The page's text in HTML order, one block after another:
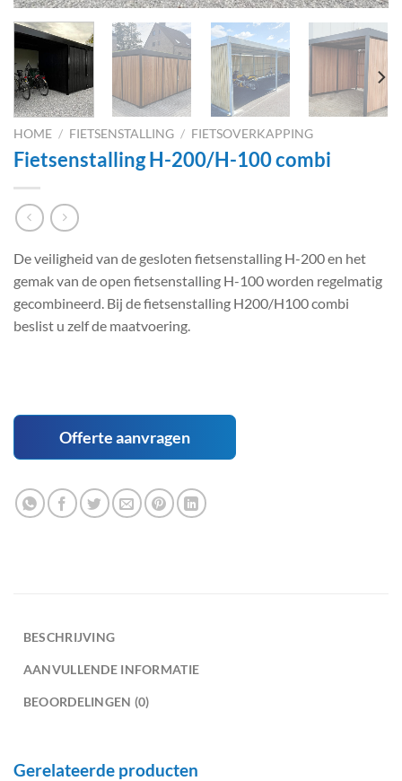
HOME / FIETSENSTALLING / FIETSOVERKAPPING
Fietsenstalling H-200/H-100 combi
De veiligheid van de gesloten fietsenstalling H-200 en het
gemak van de open fietsenstalling H-100 worden regelmatig
gecombineerd. Bij de fietsenstalling H200/H100 combi
beslist u zelf de maatvoering.
Offerte aanvragen
BESCHRIJVING
AANVULLENDE INFORMATIE
BEOORDELINGEN (0)
Gerelateerde producten